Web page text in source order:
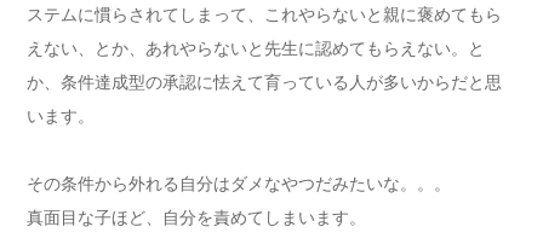
ステムに慣らされてしまって、これやらないと親に褒めてもら
えない、とか、あれやらないと先生に認めてもらえない。と
か、条件達成型の承認に怯えて育っている人が多いからだと思
います。
その条件から外れる自分はダメなやつだみたいな。。。
真面目な子ほど、自分を責めてしまいます。